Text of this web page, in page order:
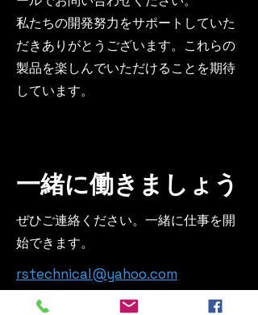
私たちの開発努力をサポートしていた
だきありがとうございます。これらの
製品を楽しんでいただけることを期待
しています。
一緒に働きましょう
ぜひご連絡ください。一緒に仕事を開
始できます。
rstechnical@yahoo.com